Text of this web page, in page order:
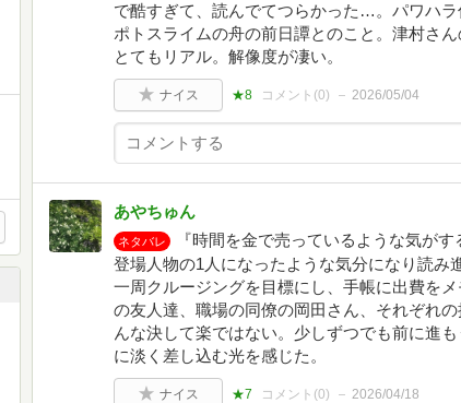
で酷すぎて、読んでてつらかった…。パワハラ
ポトスライムの舟の前日譚とのこと。津村さ
とてもリアル。解像度が凄い。
ナイス ★8 コメント(0) 2026/05/04
あやちゅん
ネタバレ
『時間を金で売っているような気が
登場人物の1人になったような気分になり読み
一周クルージングを目標にし、手帳に出費を
の友人達、職場の同僚の岡田さん、それぞれ
んな決して楽ではない。少しずつでも前に進
に淡く差し込む光を感じた。
ナイス ★7 コメント(0) 2026/04/18